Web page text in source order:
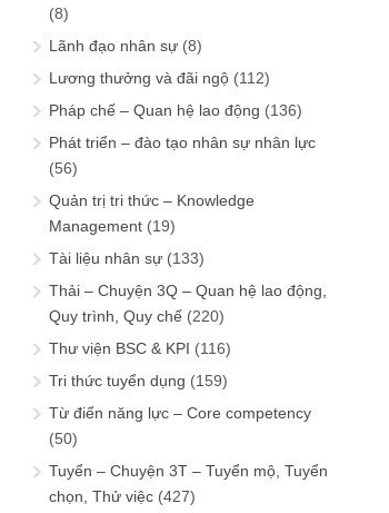
(8)
Lãnh đạo nhân sự (8)
Lương thưởng và đãi ngộ (112)
Pháp chế – Quan hệ lao động (136)
Phát triển – đào tạo nhân sự nhân lực
(56)
Quản trị tri thức – Knowledge
Management (19)
Tài liệu nhân sự (133)
Thải – Chuyện 3Q – Quan hệ lao động,
Quy trình, Quy chế (220)
Thư viện BSC & KPI (116)
Tri thức tuyển dụng (159)
Từ điển năng lực – Core competency
(50)
Tuyển – Chuyện 3T – Tuyển mộ, Tuyển
chọn, Thử việc (427)